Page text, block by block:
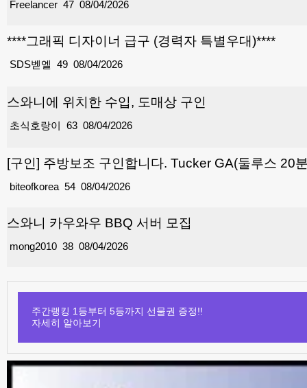
47
Freelancer 08/04/2026
****그래픽 디자이너 급구 (경력자 특별우대)****
49
SDS벧엘 08/04/2026
스와니에 위치한 수입, 도매상 구인
63
초식호랑이 08/04/2026
[구인] 주방보조 구인합니다. Tucker GA(둘루스 20
54
biteofkorea 08/04/2026
스와니 카우와우 BBQ 서버 모집
38
mong2010 08/04/2026
주간랭킹 1등부터 5등까지 선물권 증정!!
자세히 알아보기